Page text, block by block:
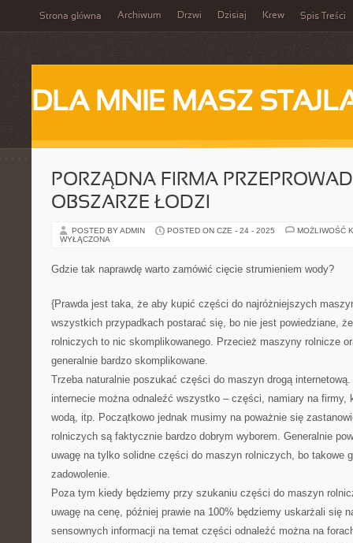
Strona główna Archiwum Drzwi Dzisiaj Krew Spis Treści
DLA MNIE MASZ
PORZĄDNA FIRMA
OBSZARZE ŁODZI
POSTED BY ADMIN POSTED ON CZE - 24 - 2025
MOŻLIWOŚĆ
WYŁĄCZONA
Gdzie tak naprawdę warto zamówić cięcie strumieniem wody?
{Prawda jest taka, że aby kupić części do najróżniejszych
wszystkich przypadkach postarać się, bo nie jest powiedziane,
rolniczych to nic skomplikowanego. Przecież maszyny rolnicze
generalnie bardzo skomplikowane.
Trzeba naturalnie poszukać części do maszyn drogą
internecie można odnaleźć wszystko – części, namiary na firmy,
wodą, itp. Początkowo jednak musimy na poważnie się
rolniczych są faktycznie bardzo dobrym wyborem. Generalnie
uwagę na tylko solidne części do maszyn rolniczych, bo takowe
zadowolenie.
Poza tym kiedy będziemy przy szukaniu części do maszyn
uwagę na cenę, później prawie na 100% będziemy uskarżali się
sensownych informacji na temat części odnaleźć można na